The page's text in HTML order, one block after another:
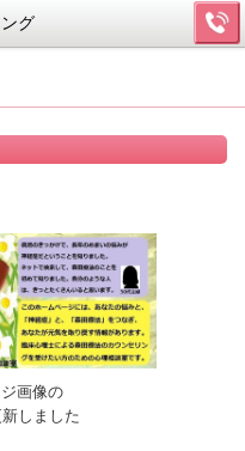
グ
画像の
しました